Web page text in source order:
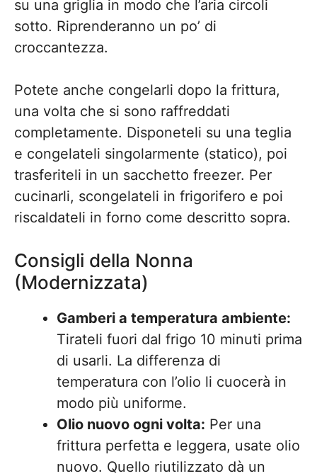
su una griglia in modo che l’aria circoli
sotto. Riprenderanno un po’ di
croccantezza.
Potete anche congelarli dopo la frittura,
una volta che si sono raffreddati
completamente. Disponeteli su una teglia
e congelateli singolarmente (statico), poi
trasferiteli in un sacchetto freezer. Per
cucinarli, scongelateli in frigorifero e poi
riscaldateli in forno come descritto sopra.
Consigli della Nonna
(Modernizzata)
Gamberi a temperatura ambiente:
Tirateli fuori dal frigo 10 minuti prima
di usarli. La differenza di
temperatura con l’olio li cuocerà in
modo più uniforme.
Olio nuovo ogni volta: Per una
frittura perfetta e leggera, usate olio
nuovo. Quello riutilizzato dà un